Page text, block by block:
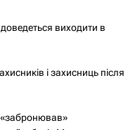
виходити в
і захисниць після